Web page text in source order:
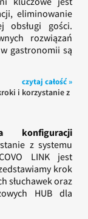
eliminowanie
obsługi gości.
rozwiązań
gastronomii są
czytaj całość »
i korzystanie z
konfiguracji
z systemu
LINK jest
krok
słuchawek oraz
HUB dla